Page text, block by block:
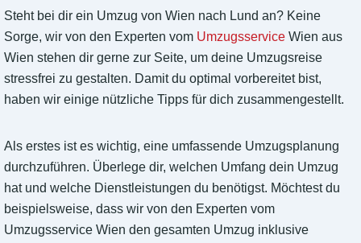
Steht bei dir ein Umzug von Wien nach Lund an? Keine
Sorge, wir von den Experten vom Umzugsservice Wien aus
Wien stehen dir gerne zur Seite, um deine Umzugsreise
stressfrei zu gestalten. Damit du optimal vorbereitet bist,
haben wir einige nützliche Tipps für dich zusammengestellt.
Als erstes ist es wichtig, eine umfassende Umzugsplanung
durchzuführen. Überlege dir, welchen Umfang dein Umzug
hat und welche Dienstleistungen du benötigst. Möchtest du
beispielsweise, dass wir von den Experten vom
Umzugsservice Wien den gesamten Umzug inklusive